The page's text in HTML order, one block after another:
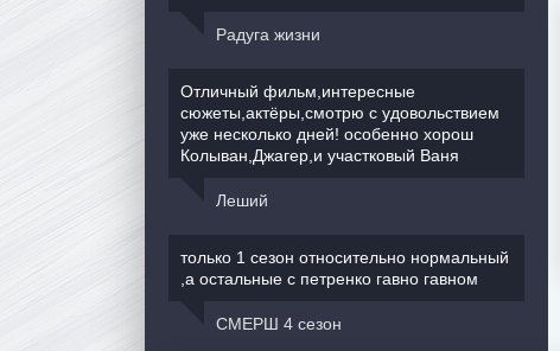
Радуга жизни
Отличный фильм,интересные
сюжеты,актёры,смотрю с удовольствием
уже несколько дней! особенно хорош
Колыван,Джагер,и участковый Ваня
Леший
только 1 сезон относительно нормальный
,а остальные с петренко гавно гавном
СМЕРШ 4 сезон